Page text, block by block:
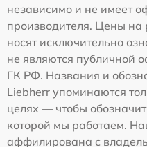
независимо и не имеет
производителя. Цены на
носят исключительно
не являются публичной
ГК РФ. Названия и
Liebherr упоминаются
целях — чтобы
которой мы работаем.
аффилирована с